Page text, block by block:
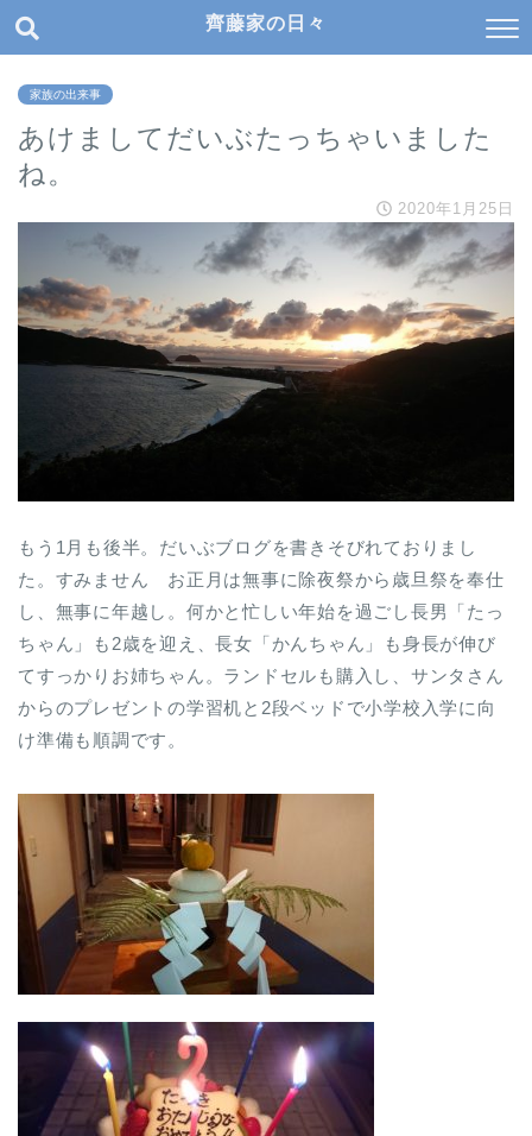
齊藤家の日々
家族の出来事
あけましてだいぶたっちゃいました
ね。
2020年1月25日
もう1月も後半。だいぶブログを書きそびれておりまし
た。すみません お正月は無事に除夜祭から歳旦祭を奉仕
し、無事に年越し。何かと忙しい年始を過ごし長男「たっ
ちゃん」も2歳を迎え、長女「かんちゃん」も身長が伸び
てすっかりお姉ちゃん。ランドセルも購入し、サンタさん
からのプレゼントの学習机と2段ベッドで小学校入学に向
け準備も順調です。